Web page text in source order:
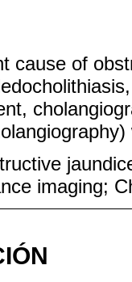
cause of
imaging;